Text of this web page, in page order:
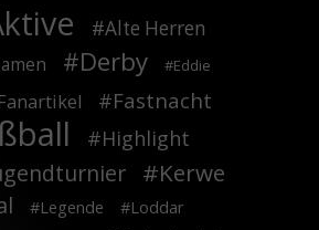
Alte Herren
Derby Eddie
Fastnacht
Highlight
Kerwe
Legende Loddar